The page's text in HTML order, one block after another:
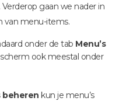
gaan we nader in
van menu-items.
onder de tab Menu’s
ook meestal onder
beheren kun je menu’s